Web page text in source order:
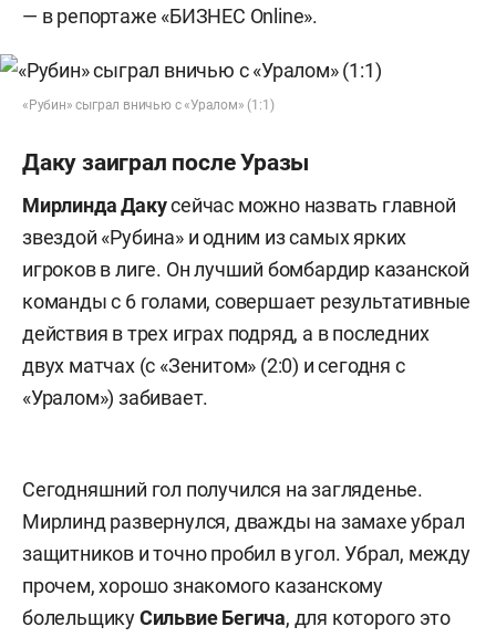
— в репортаже «БИЗНЕС Online».
«Рубин» сыграл вничью с «Уралом» (1:1)
Даку заиграл после Уразы
МирлиндаДакусейчас можно назвать главной
звездой «Рубина» и одним из самых ярких
игроков в лиге. Он лучший бомбардир казанской
команды с 6 голами, совершает результативные
действия в трех играх подряд, а в последних
двух матчах (с «Зенитом» (2:0) и сегодня с
«Уралом») забивает.
Сегодняшний гол получился на загляденье.
Мирлинд развернулся, дважды на замахе убрал
защитников и точно пробил в угол. Убрал, между
прочем, хорошо знакомого казанскому
болельщикуСильвиеБегича, для которого это